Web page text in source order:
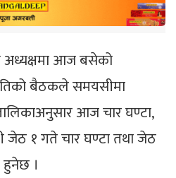
अध्यक्षमा आज बसेको
बैठकले समयसीमा
आज चार घण्टा,
जेठ १ गते चार घण्टा तथा जेठ
।